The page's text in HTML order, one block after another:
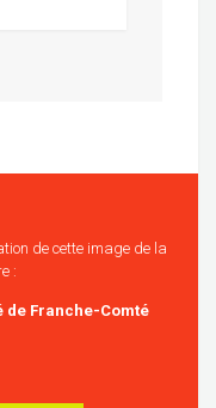
de cette image de la
:
de Franche-Comté